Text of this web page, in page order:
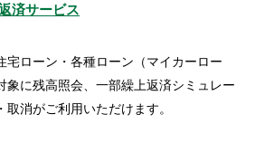
済サービス
宅ローン・各種ローン（マイカーロー
象に残高照会、一部繰上返済シミュレー
消がご利用いただけます。